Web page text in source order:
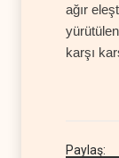
ağır
karşı
Paylaş: